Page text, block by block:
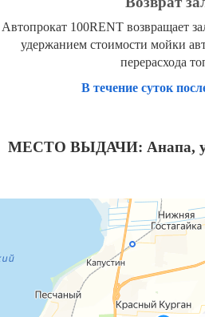
Автопрокат 100RENT возвращает
удержанием стоимости мойки
перерасхода
В течение суток
МЕСТО ВЫДАЧИ: Анапа,